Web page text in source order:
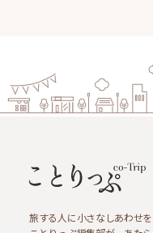
旅する人に小さなしあわせを